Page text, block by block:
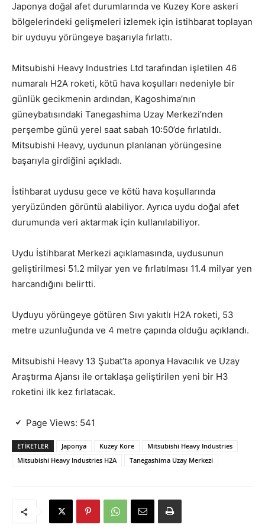
Japonya doğal afet durumlarında ve Kuzey Kore askeri
bölgelerindeki gelişmeleri izlemek için istihbarat toplayan
bir uyduyu yörüngeye başarıyla fırlattı.
Mitsubishi Heavy Industries Ltd tarafından işletilen 46
numaralı H2A roketi, kötü hava koşulları nedeniyle bir
günlük gecikmenin ardından, Kagoshima’nın
güneybatısındaki Tanegashima Uzay Merkezi’nden
perşembe günü yerel saat sabah 10:50’de fırlatıldı.
Mitsubishi Heavy, uydunun planlanan yörüngesine
başarıyla girdiğini açıkladı.
İstihbarat uydusu gece ve kötü hava koşullarında
yeryüzünden görüntü alabiliyor. Ayrıca uydu doğal afet
durumunda veri aktarmak için kullanılabiliyor.
Uydu İstihbarat Merkezi açıklamasında, uydusunun
geliştirilmesi 51.2 milyar yen ve fırlatılması 11.4 milyar yen
harcandığını belirtti.
Uyduyu yörüngeye götüren Sıvı yakıtlı H2A roketi, 53
metre uzunluğunda ve 4 metre çapında olduğu açıklandı.
Mitsubishi Heavy 13 Şubat’ta aponya Havacılık ve Uzay
Araştırma Ajansı ile ortaklaşa geliştirilen yeni bir H3
roketini ilk kez fırlatacak.
Page Views: 541
ETIKETLER Japonya Kuzey Kore
Mitsubishi Heavy Industries
Mitsubishi Heavy Industries H2A
Tanegashima Uzay Merkezi